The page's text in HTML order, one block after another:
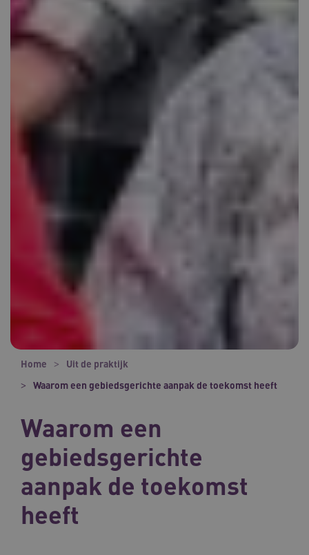
Home
Uit de praktijk
Waarom een gebiedsgerichte aanpak de toekomst heeft
Waarom een
gebiedsgerichte
aanpak de toekomst
heeft